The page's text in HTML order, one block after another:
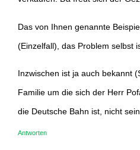
Das von Ihnen genannte
(Einzelfall), das Problem selbst
Inzwischen ist ja auch bekannt
Familie um die sich der Herr
die Deutsche Bahn ist, nicht
Antworten